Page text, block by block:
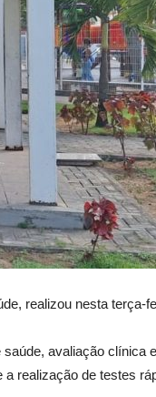
realizou nesta terça-
avaliação clínica
realização de testes